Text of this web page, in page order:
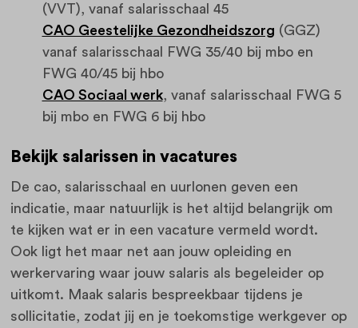
(VVT), vanaf salarisschaal 45
CAO Geestelijke Gezondheidszorg (GGZ)
vanaf salarisschaal FWG 35/40 bij mbo en
FWG 40/45 bij hbo
CAO Sociaal werk, vanaf salarisschaal FWG 5
bij mbo en FWG 6 bij hbo
Bekijk salarissen in vacatures
De cao, salarisschaal en uurlonen geven een
indicatie, maar natuurlijk is het altijd belangrijk om
te kijken wat er in een vacature vermeld wordt.
Ook ligt het maar net aan jouw opleiding en
werkervaring waar jouw salaris als begeleider op
uitkomt. Maak salaris bespreekbaar tijdens je
sollicitatie, zodat jij en je toekomstige werkgever op